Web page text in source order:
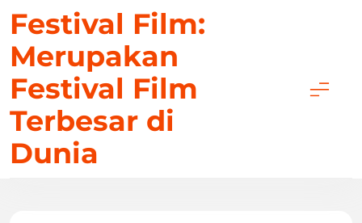
content
Festival Film:
Merupakan
Festival Film
Terbesar di
Dunia